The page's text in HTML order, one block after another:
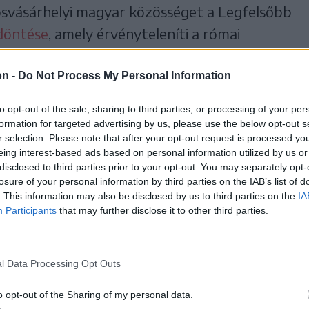
- Do Not Process My Personal Information
opt-out of the sale, sharing to third parties, or processing of your
for targeted advertising by us, please use the below opt-out
selection. Please note that after your opt-out request is processed
interest-based ads based on personal information utilized by us
to third parties prior to your opt-out. You may separately
of your personal information by third parties on the IAB’s list of
This information may also be disclosed by us to third parties on the
Participants that may further disclose it to other third parties.
Data Processing Opt Outs
opt-out of the Sharing of my personal data.
magyar közösséget a Legfelsőbb
, amely érvényteleníti a római
okiratát. Az ítélettel a román
be az egyházi tanintézményt: először
fosztották meg épületétől,
Klastrom utcai iskolát, majd a 2015-ös
bíróság, most meg a 2018-as miniszteri
katolikus iskola
engedélyét